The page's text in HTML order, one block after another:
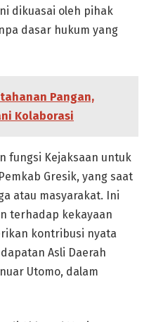
dikuasai oleh pihak
dasar hukum yang
Pangan,
Kolaborasi
fungsi Kejaksaan untuk
Gresik, yang saat
atau masyarakat. Ini
terhadap kekayaan
kontribusi nyata
Asli Daerah
Utomo, dalam